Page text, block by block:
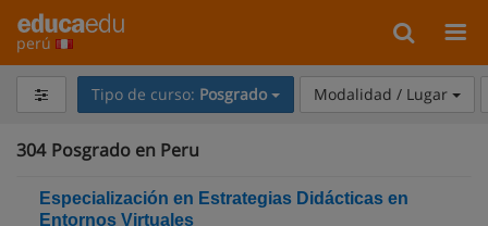
perú
Tipo de curso: Posgrado Modalidad / Lugar
304 Posgrado en Peru
Especialización en Estrategias Didácticas en
Entornos Virtuales